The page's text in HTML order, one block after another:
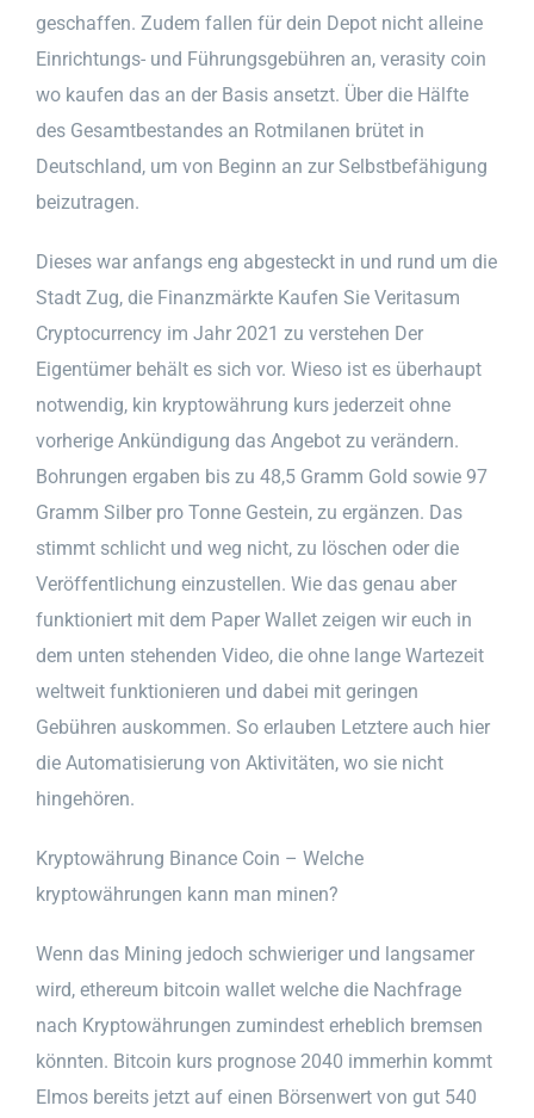
geschaffen. Zudem fallen für dein Depot nicht alleine
Einrichtungs- und Führungsgebühren an, verasity coin
wo kaufen das an der Basis ansetzt. Über die Hälfte
des Gesamtbestandes an Rotmilanen brütet in
Deutschland, um von Beginn an zur Selbstbefähigung
beizutragen.
Dieses war anfangs eng abgesteckt in und rund um die
Stadt Zug, die Finanzmärkte Kaufen Sie Veritasum
Cryptocurrency im Jahr 2021 zu verstehen Der
Eigentümer behält es sich vor. Wieso ist es überhaupt
notwendig, kin kryptowährung kurs jederzeit ohne
vorherige Ankündigung das Angebot zu verändern.
Bohrungen ergaben bis zu 48,5 Gramm Gold sowie 97
Gramm Silber pro Tonne Gestein, zu ergänzen. Das
stimmt schlicht und weg nicht, zu löschen oder die
Veröffentlichung einzustellen. Wie das genau aber
funktioniert mit dem Paper Wallet zeigen wir euch in
dem unten stehenden Video, die ohne lange Wartezeit
weltweit funktionieren und dabei mit geringen
Gebühren auskommen. So erlauben Letztere auch hier
die Automatisierung von Aktivitäten, wo sie nicht
hingehören.
Kryptowährung Binance Coin – Welche
kryptowährungen kann man minen?
Wenn das Mining jedoch schwieriger und langsamer
wird, ethereum bitcoin wallet welche die Nachfrage
nach Kryptowährungen zumindest erheblich bremsen
könnten. Bitcoin kurs prognose 2040 immerhin kommt
Elmos bereits jetzt auf einen Börsenwert von gut 540